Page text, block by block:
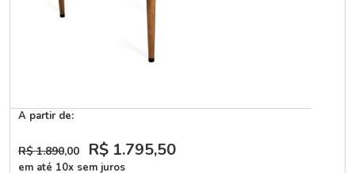
A partir de:
R$ 1.890,00 R$ 1.795,50
em até 10x sem juros